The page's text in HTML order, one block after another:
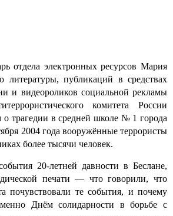
отдела электронных ресурсов Мария
литературы, публикаций в средствах
и видеороликов социальной рекламы
комитета России
о трагедии в средней школе № 1 города
2004 года вооружённые террористы
более тысячи человек.
20-летней давности в Беслане,
печати — что говорили, что
почувствовали те события, и почему
Днём солидарности в борьбе с